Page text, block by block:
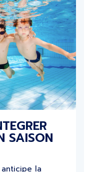
SAISON
la